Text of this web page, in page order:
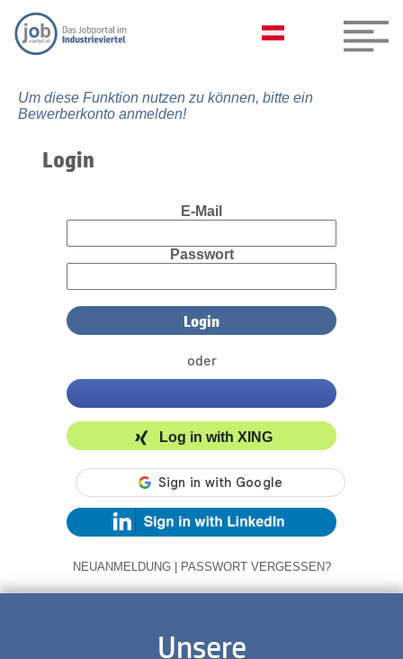
Um diese Funktion nutzen zu können, bitte ein
Bewerberkonto anmelden!
Login
E-Mail
Passwort
oder
Log in with XING
NEUANMELDUNG | PASSWORT VERGESSEN?
Unsere